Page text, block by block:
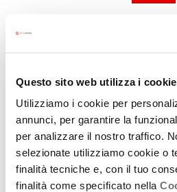
Questo sito web utilizza i cookie
Utilizziamo i cookie per
annunci, per garantire la
per analizzare il nostro traffico.
selezionate utilizziamo cookie o
finalità tecniche e, con il tuo
finalità come specificato nella